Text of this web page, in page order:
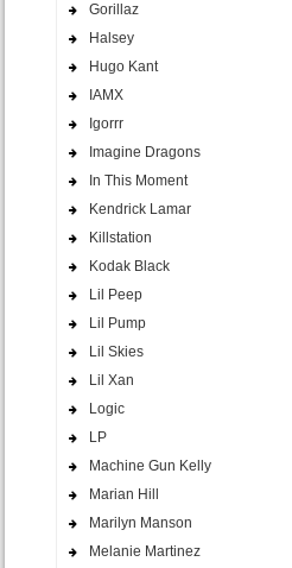
Gorillaz
Halsey
Hugo Kant
IAMX
Igorrr
Imagine Dragons
In This Moment
Kendrick Lamar
Killstation
Kodak Black
Lil Peep
Lil Pump
Lil Skies
Lil Xan
Logic
LP
Machine Gun Kelly
Marian Hill
Marilyn Manson
Melanie Martinez